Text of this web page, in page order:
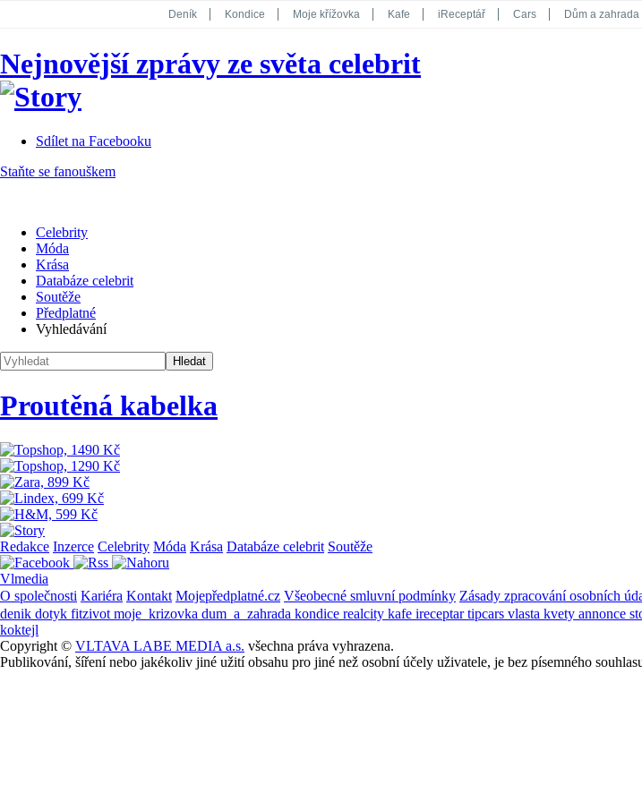
Deník Kondice Moje křížovka Kafe iReceptář Cars Dům a zahrada
Koktejl
Nejnovější zprávy ze světa celebrit
Sdílet na Facebooku
Staňte se fanouškem
Celebrity
Móda
Krása
Databáze celebrit
Soutěže
Předplatné
Vyhledávání
Proutěná kabelka
Redakce Inzerce Celebrity Móda Krása Databáze celebrit Soutěže
Vlmedia
O společnosti Kariéra Kontakt Mojepředplatné.cz Všeobecné smluvní podmínky Zásady zpracování osobních
denik dotyk fitzivot moje_krizovka dum_a_zahrada kondice realcity kafe ireceptartipcars vlasta kvety annonce
koktejl
Copyright © VLTAVA LABE MEDIA a.s. všechna práva vyhrazena.
Publikování, šíření nebo jakékoliv jiné užití obsahu pro jiné než osobní účely uživatele, je bez písemného